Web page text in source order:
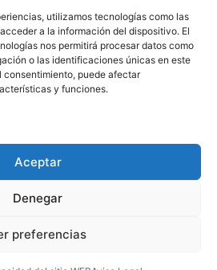
utilizamos tecnologías como las
a la información del dispositivo. El
nos permitirá procesar datos como
o las identificaciones únicas en este
consentimiento, puede afectar
y funciones.
Aceptar
Denegar
preferencias
Links
Para Psicólogos
Legal